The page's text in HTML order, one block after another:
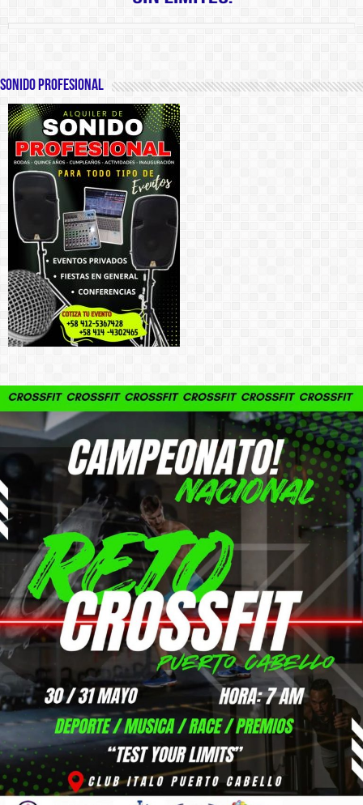
SONIDO PROFESIONAL